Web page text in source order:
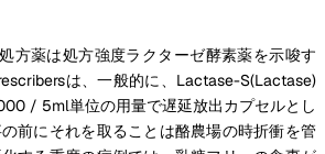
方薬は処方強度ラクターゼ酵素薬を示唆す
は、一般的に、Lactase-S(Lactase)
/ 5ml単位の用量で遅延放出カプセルとし
前にそれを取ることは酪農場の時折衝を管